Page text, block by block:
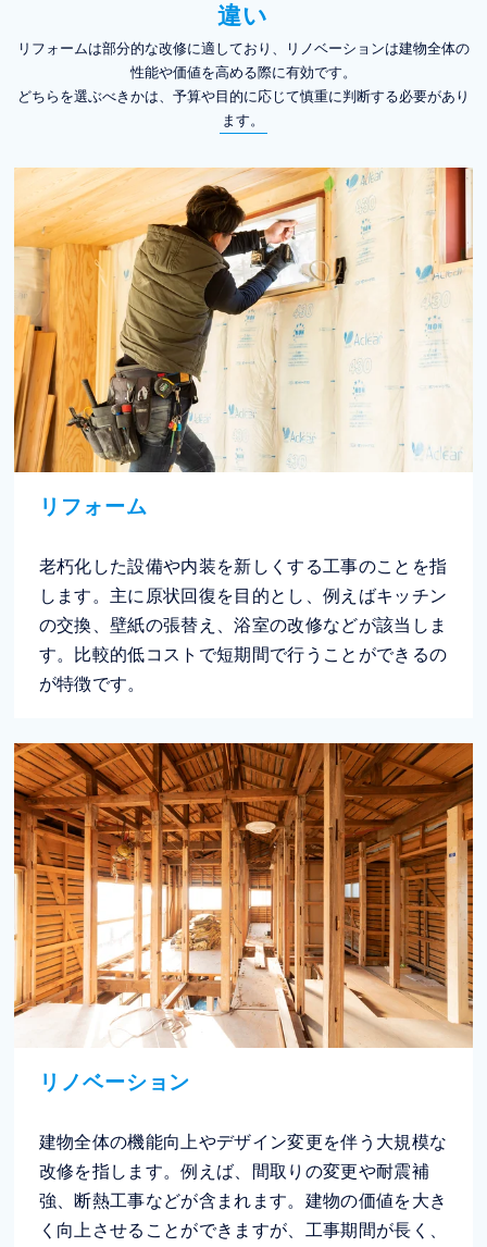
違い
リフォームは部分的な改修に適しており、リノベーションは建物全体の
性能や価値を高める際に有効です。
どちらを選ぶべきかは、予算や目的に応じて慎重に判断する必要があり
ます。
リフォーム
老朽化した設備や内装を新しくする工事のことを指
します。主に原状回復を目的とし、例えばキッチン
の交換、壁紙の張替え、浴室の改修などが該当しま
す。比較的低コストで短期間で行うことができるの
が特徴です。
リノベーション
建物全体の機能向上やデザイン変更を伴う大規模な
改修を指します。例えば、間取りの変更や耐震補
強、断熱工事などが含まれます。建物の価値を大き
く向上させることができますが、工事期間が長く、